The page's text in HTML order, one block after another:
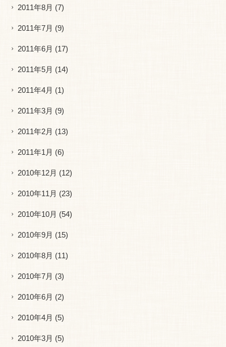
2011年8月 (7)
2011年7月 (9)
2011年6月 (17)
2011年5月 (14)
2011年4月 (1)
2011年3月 (9)
2011年2月 (13)
2011年1月 (6)
2010年12月 (12)
2010年11月 (23)
2010年10月 (54)
2010年9月 (15)
2010年8月 (11)
2010年7月 (3)
2010年6月 (2)
2010年4月 (5)
2010年3月 (5)